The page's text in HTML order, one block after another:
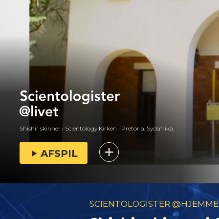
Shishir skinner i Scientology Kirken i Pretoria, Sydafrika.
AFSPIL
SCIENTOLOGISTER @HJEMME